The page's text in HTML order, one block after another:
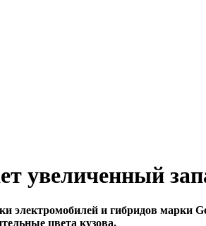
увеличенный
электромобилей и гибридов марки
цвета кузова.